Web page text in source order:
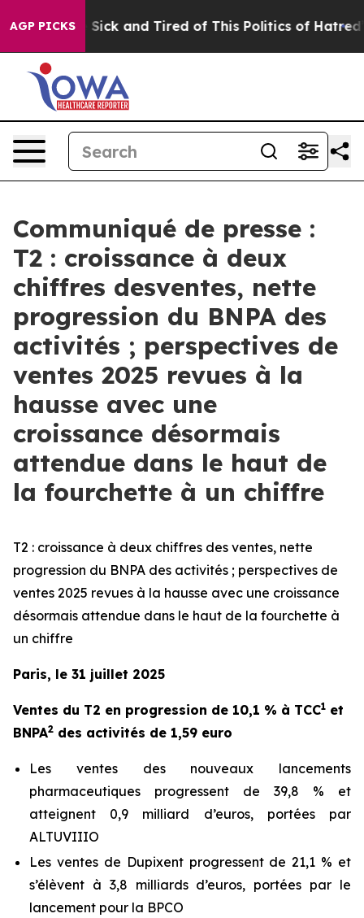
AGP PICKS
Are Sick and Tired of This Politics of Hatred” The
Communiqué de presse :
T2 : croissance à deux
chiffres desventes, nette
progression du BNPA des
activités ; perspectives de
ventes 2025 revues à la
hausse avec une
croissance désormais
attendue dans le haut de
la fourchette à un chiffre
T2 : croissance à deux chiffres des ventes, nette
progression du BNPA des activités ; perspectives de
ventes 2025 revues à la hausse avec une croissance
désormais attendue dans le haut de la fourchette à
un chiffre
Paris, le 31 juillet 2025
Ventes du T2 en progression de 10,1 % à TCC1 et
BNPA2 des activités de 1,59 euro
Les ventes des nouveaux lancements
pharmaceutiques progressent de 39,8 % et
atteignent 0,9 milliard d’euros, portées par
ALTUVIIIO
Les ventes de Dupixent progressent de 21,1 % et
s’élèvent à 3,8 milliards d’euros, portées par le
lancement pour la BPCO